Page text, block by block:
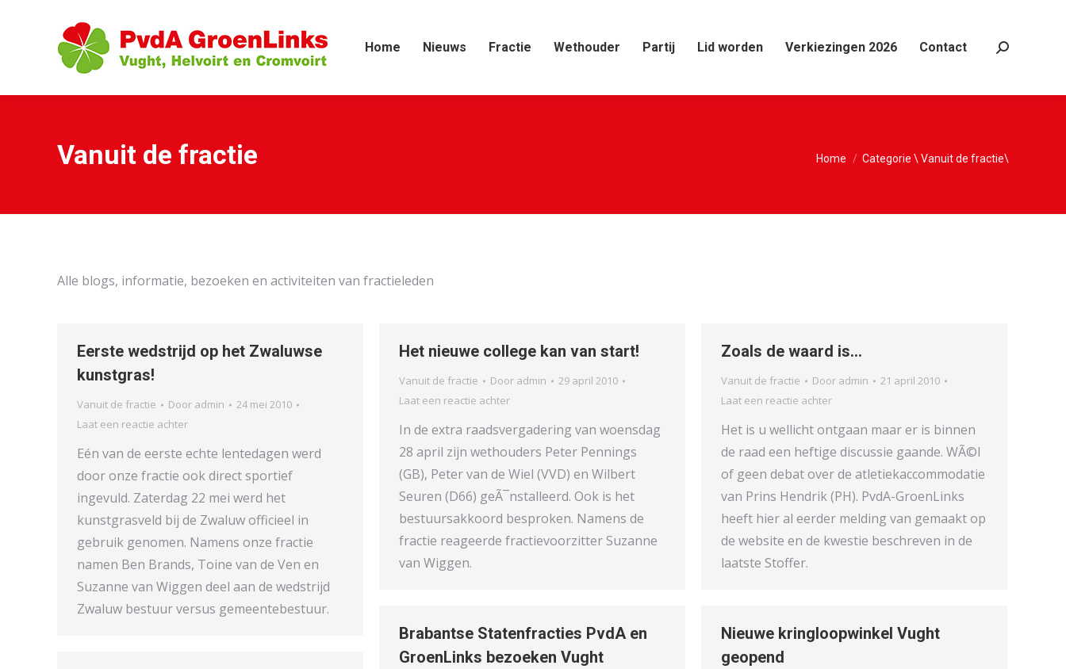
Home Nieuws Fractie Wethouder Partij Lid worden Verkiezingen 2026 Contact Search:
Vanuit de fractie Je bent hier:
Home Categorie \ Vanuit de fractie\
Alle blogs, informatie, bezoeken en activiteiten van fractieleden
Eerste wedstrijd op het Zwaluwse
kunstgras!
Vanuit de fractie Door admin
24 mei 2010
Laat een reactie achter
Eén van de eerste echte lentedagen werd
door onze fractie ook direct sportief
ingevuld. Zaterdag 22 mei werd het
kunstgrasveld bij de Zwaluw officieel in
gebruik genomen. Namens onze fractie
namen Ben Brands, Toine van de Ven en
Suzanne van Wiggen deel aan de wedstrijd
Zwaluw bestuur versus gemeentebestuur.
Het nieuwe college kan van start!
Vanuit de fractie Door admin
29 april 2010
Laat een reactie achter
In de extra raadsvergadering van woensdag
28 april zijn wethouders Peter Pennings
(GB), Peter van de Wiel (VVD) en Wilbert
Seuren (D66) geÃ¯nstalleerd. Ook is het
bestuursakkoord besproken. Namens de
fractie reageerde fractievoorzitter Suzanne
van Wiggen.
Zoals de waard is…
Vanuit de fractie Door admin
21 april 2010
Laat een reactie achter
Het is u wellicht ontgaan maar er is binnen
de raad een heftige discussie gaande. WÃ©l
of geen debat over de atletiekaccommodatie
van Prins Hendrik (PH). PvdA-GroenLinks
heeft hier al eerder melding van gemaakt op
de website en de kwestie beschreven in de
laatste Stoffer.
Brabantse Statenfracties PvdA en
GroenLinks bezoeken Vught
Nieuwe kringloopwinkel Vught
geopend